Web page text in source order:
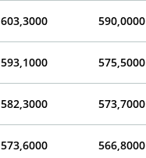
603,3000 590,0000
593,1000 575,5000
582,3000 573,7000
573,6000 566,8000